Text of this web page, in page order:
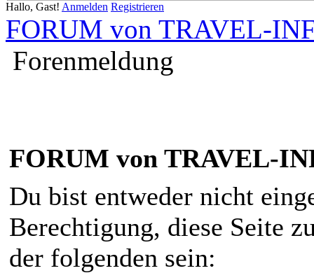
Hallo, Gast! Anmelden Registrieren
FORUM von TRAVEL-
Forenmeldung
FORUM von TRAVEL-
Du bist entweder nicht
Berechtigung, diese Seite
der folgenden sein: